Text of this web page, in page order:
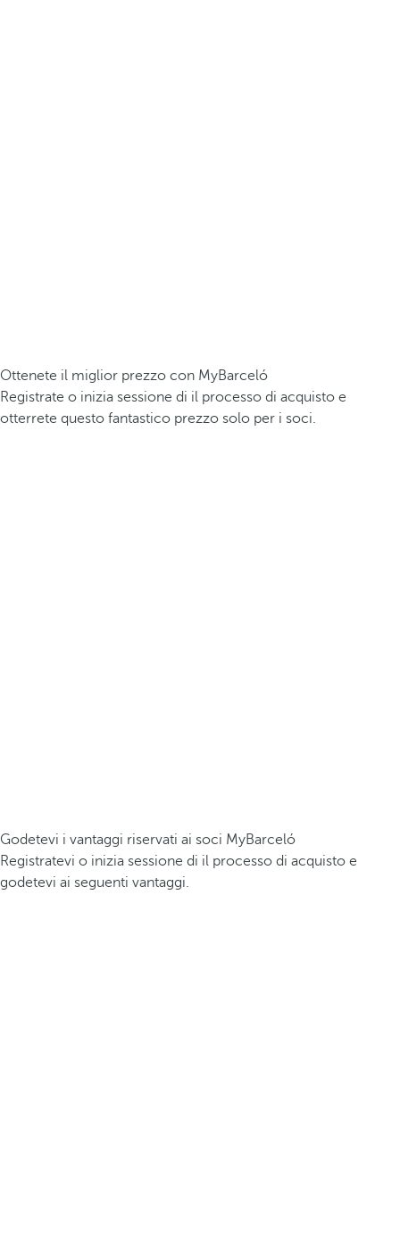
Ottenete il miglior prezzo con MyBarceló
Registrate o inizia sessione di il processo di acquisto e
otterrete questo fantastico prezzo solo per i soci.
Godetevi i vantaggi riservati ai soci MyBarceló
Registratevi o inizia sessione di il processo di acquisto e
godetevi ai seguenti vantaggi.